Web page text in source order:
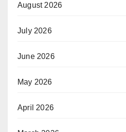
August 2026
July 2026
June 2026
May 2026
April 2026